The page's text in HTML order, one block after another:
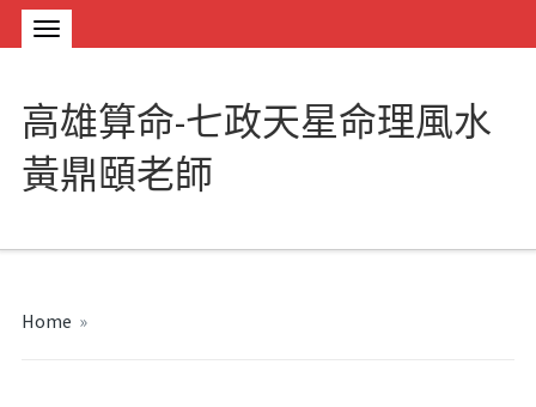
高雄算命-七政天星命理風水
黃鼎頤老師
Home »